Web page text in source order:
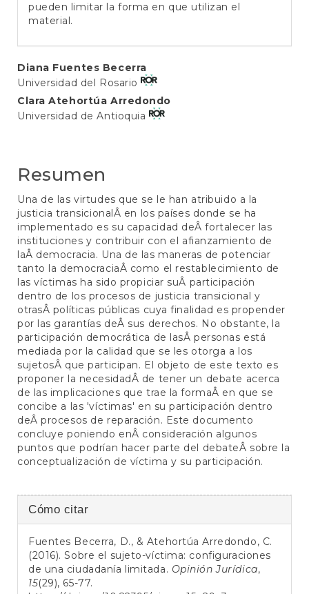
pueden limitar la forma en que utilizan el
material.
Contenido
principal
del
Diana Fuentes Becerra
Universidad del Rosario
Clara Atehortúa Arredondo
Universidad de Antioquia
Resumen
Una de las virtudes que se le han atribuido a la
justicia transicionalÂ en los países donde se ha
implementado es su capacidad deÂ fortalecer las
instituciones y contribuir con el afianzamiento de
laÂ democracia. Una de las maneras de potenciar
tanto la democraciaÂ como el restablecimiento de
las víctimas ha sido propiciar suÂ participación
dentro de los procesos de justicia transicional y
otrasÂ políticas públicas cuya finalidad es propender
por las garantías deÂ sus derechos. No obstante, la
participación democrática de lasÂ personas está
mediada por la calidad que se les otorga a los
sujetosÂ que participan. El objeto de este texto es
proponer la necesidadÂ de tener un debate acerca
de las implicaciones que trae la formaÂ en que se
concibe a las 'víctimas' en su participación dentro
deÂ procesos de reparación. Este documento
concluye poniendo enÂ consideración algunos
puntos que podrían hacer parte del debateÂ sobre la
conceptualización de víctima y su participación.
Detalles
del
artículo
Cómo citar
Fuentes Becerra, D., & Atehortúa Arredondo, C.
(2016). Sobre el sujeto-víctima: configuraciones
de una ciudadanía limitada. Opinión Jurídica,
15(29), 65-77.